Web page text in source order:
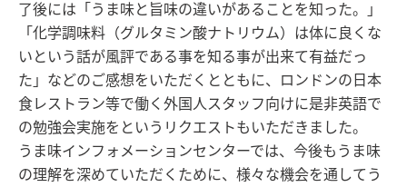
了後には「うま味と旨味の違いがあることを知った。」
「化学調味料（グルタミン酸ナトリウム）は体に良くな
いという話が風評である事を知る事が出来て有益だっ
た」などのご感想をいただくとともに、ロンドンの日本
食レストラン等で働く外国人スタッフ向けに是非英語で
の勉強会実施をというリクエストもいただきました。
うま味インフォメーションセンターでは、今後もうま味
の理解を深めていただくために、様々な機会を通してう